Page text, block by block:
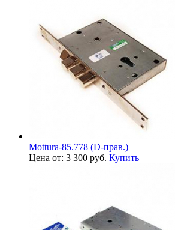
Mottura-85.778 (D-прав.)
Цена от: 3 300 руб. Купить